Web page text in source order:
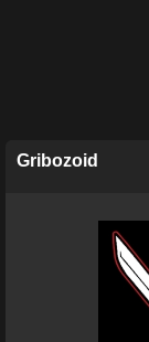
Gribozoid